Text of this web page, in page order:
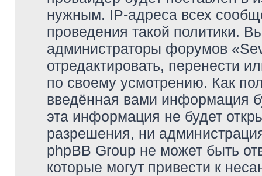
нужным. IP-адреса всех
проведения такой политики.
администраторы форумов
отредактировать, перенести
по своему усмотрению. Как
введённая вами информация
эта информация не будет
разрешения, ни
phpBB Group не может быть
которые могут привести к